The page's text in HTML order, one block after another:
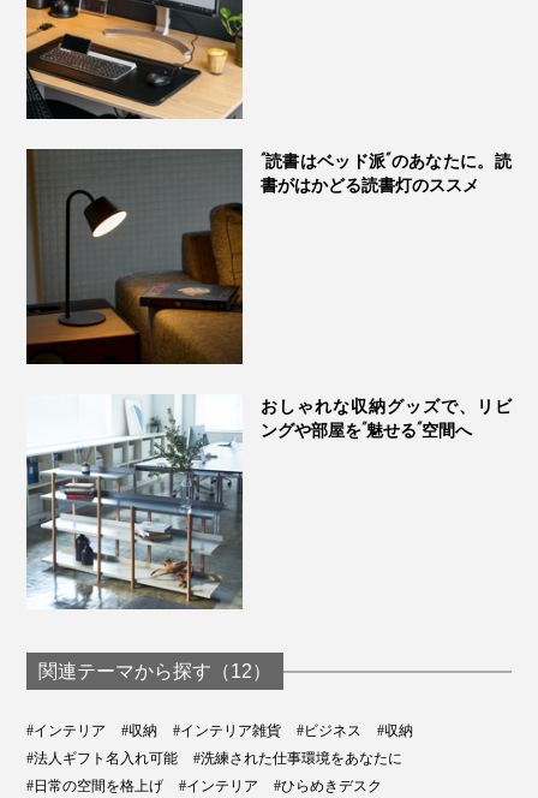
“読書はベッド派”のあなたに。読
書がはかどる読書灯のススメ
おしゃれな収納グッズで、リビ
ングや部屋を“魅せる”空間へ
関連テーマから探す（12）
#インテリア #収納 #インテリア雑貨 #ビジネス
#収納
#法人ギフト名入れ可能
#洗練された仕事環境をあなたに
#日常の空間を格上げ
#インテリア #ひらめきデスク